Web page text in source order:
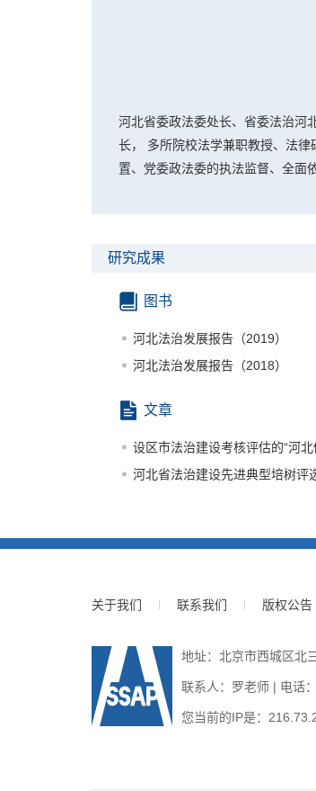
河北省委政法委处长、省委法治河
长， 多所院校法学兼职教授、法
置、党委政法委的执法监督、全面
研究成果
图书
河北法治发展报告（2019）
河北法治发展报告（2018）
文章
设区市法治建设考核评估的“河北
河北省法治建设先进典型培树评
关于我们 联系我们 版权公告
地址：北京市西城区北
联系人：罗老师 | 电话
您当前的IP是：